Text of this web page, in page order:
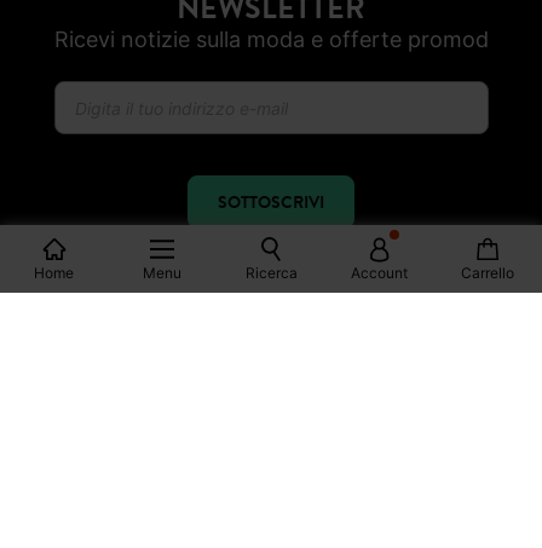
Home Menu Ricerca Account Carrello
Ricevi notizie sulla moda e offerte promod
SOTTOSCRIVI